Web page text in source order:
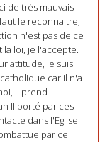
de très mauvais
le reconnaitre,
n'est pas de ce
la loi, je l'accepte.
attitude, je suis
car il n'a
il prend
II porté par ces
dans l'Eglise
par ce